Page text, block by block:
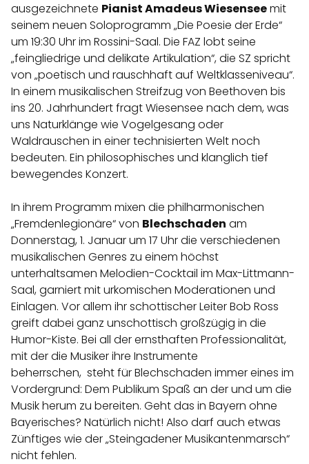
ausgezeichnete Pianist Amadeus Wiesenseemit
seinem neuen Soloprogramm „Die Poesie der Erde“
um 19:30 Uhr im Rossini-Saal. Die FAZ lobt seine
„feingliedrige und delikate Artikulation“, die SZ spricht
von „poetisch und rauschhaft auf Weltklasseniveau“.
In einem musikalischen Streifzug von Beethoven bis
ins 20. Jahrhundert fragt Wiesensee nach dem, was
uns Naturklänge wie Vogelgesang oder
Waldrauschen in einer technisierten Welt noch
bedeuten. Ein philosophisches und klanglich tief
bewegendes Konzert.
In ihrem Programm mixen die philharmonischen
„Fremdenlegionäre“ von Blechschaden am
Donnerstag, 1. Januar um 17 Uhr die verschiedenen
musikalischen Genres zu einem höchst
unterhaltsamen Melodien-Cocktail im Max-Littmann-
Saal, garniert mit urkomischen Moderationen und
Einlagen. Vor allem ihr schottischer Leiter Bob Ross
greift dabei ganz unschottisch großzügig in die
Humor-Kiste. Bei all der ernsthaften Professionalität,
mit der die Musiker ihre Instrumente
beherrschen, steht für Blechschaden immer eines im
Vordergrund: Dem Publikum Spaß an der und um die
Musik herum zu bereiten. Geht das in Bayern ohne
Bayerisches? Natürlich nicht! Also darf auch etwas
Zünftiges wie der „Steingadener Musikantenmarsch“
nicht fehlen.